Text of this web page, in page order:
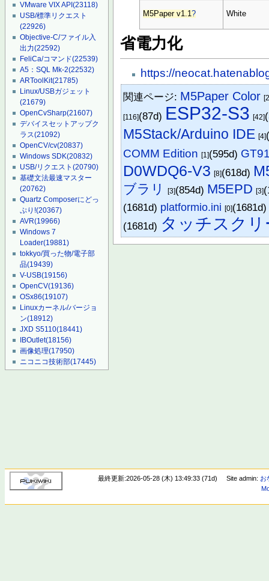
VMware VIX API(23118)
USB/標準リクエスト
(22926)
Objective-C/ファイル入
出力(22592)
FeliCa/コマンド(22539)
A5：SQL Mk-2(22532)
ARToolKit(21785)
Linux/USBガジェット
(21679)
OpenCvSharp(21607)
デバイスセットアップク
ラス(21092)
OpenCV/cv(20837)
Windows SDK(20832)
USB/リクエスト(20790)
基礎文法最速マスター
(20762)
Quartz Composerにどっ
ぷり!(20367)
AVR(19966)
Windows 7
Loader(19881)
tokkyo/買った物/電子部
品(19439)
V-USB(19156)
OpenCV(19136)
OSx86(19107)
Linuxカーネル/バージョ
ン(18912)
JXD S5110(18441)
IBOutlet(18156)
画像処理(17950)
ニコニコ技術部(17445)
M5Paper v1.1? White
省電力化
https://
関連ページ: M5Paper Color
[116](87d) ESP32-S3 [42]
M5Stack/Arduino IDE [4]
COMM Edition [1](595d)
D0WDQ6-V3 [8](618d)
ブラリ [3](854d) M5EPD [3]
(1681d) platformio.ini [0]
(1681d) タッチスクリ
最終更新:2026-05-28 (木) 13:49:33 (71d) Site admin: お